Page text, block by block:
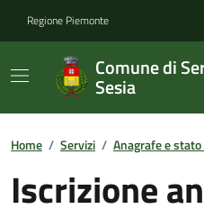
Regione Piemonte
Comune di
Sesia
Home / Servizi / Anagrafe e
Iscrizione